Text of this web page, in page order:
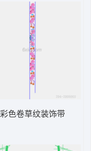
彩色卷草纹装饰带